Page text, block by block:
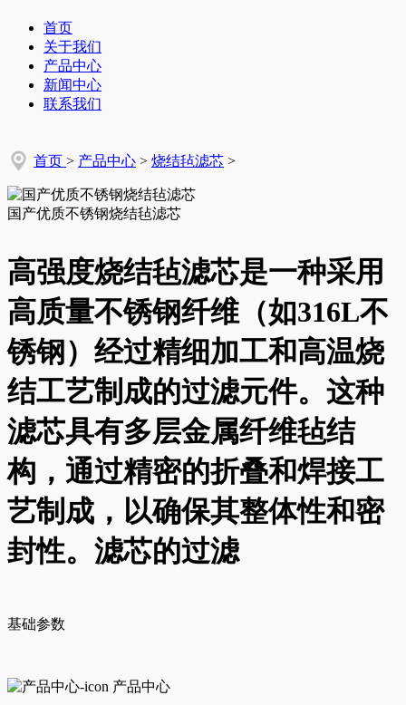
首页
关于我们
产品中心
新闻中心
联系我们
首页 > 产品中心 > 烧结毡滤芯 >
国产优质不锈钢烧结毡滤芯
高强度烧结毡滤芯是一种采用
高质量不锈钢纤维（如316L不
锈钢）经过精细加工和高温烧
结工艺制成的过滤元件。这种
滤芯具有多层金属纤维毡结
构，通过精密的折叠和焊接工
艺制成，以确保其整体性和密
封性。滤芯的过滤
基础参数
产品中心